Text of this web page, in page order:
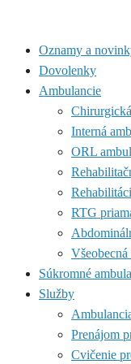
Oznamy a
Dovolenky
Ambulancie
Interná
ORL
RTG
Súkromné
Služby
Prenájom
Cvičenie